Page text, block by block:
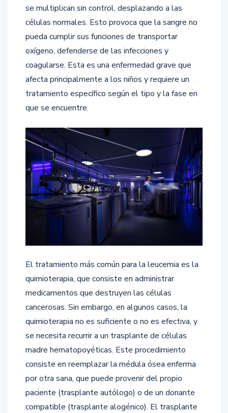
se multiplican sin control, desplazando a las
células normales. Esto provoca que la sangre no
pueda cumplir sus funciones de transportar
oxígeno, defenderse de las infecciones y
coagularse. Esta es una enfermedad grave que
afecta principalmente a los niños y requiere un
tratamiento específico según el tipo y la fase en
que se encuentre.
El tratamiento más común para la leucemia es la
quimioterapia, que consiste en administrar
medicamentos que destruyen las células
cancerosas. Sin embargo, en algunos casos, la
quimioterapia no es suficiente o no es efectiva, y
se necesita recurrir a un trasplante de células
madre hematopoyéticas. Este procedimiento
consiste en reemplazar la médula ósea enferma
por otra sana, que puede provenir del propio
paciente (trasplante autólogo) o de un donante
compatible (trasplante alogénico). El trasplante